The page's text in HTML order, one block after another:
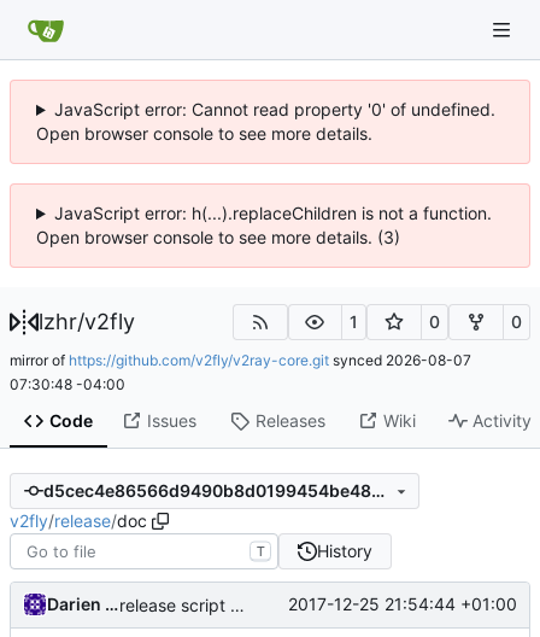
JavaScript error: Cannot read property '0' of undefined.
Open browser console to see more details.
JavaScript error: h(...).replaceChildren is not a function.
Open browser console to see more details. (3)
lzhr/v2fly 1 0 0
mirror of https://github.com/v2fly/v2ray-core.git synced 2026-08-07
07:30:48 -04:00
Code Issues Releases Wiki Activity
d5cec4e86566d9490b8d0199454be48395c52bdf
v2fly/release/doc
T History
Darien Raymond release script relocation 2017-12-25 21:54:44 +01:00